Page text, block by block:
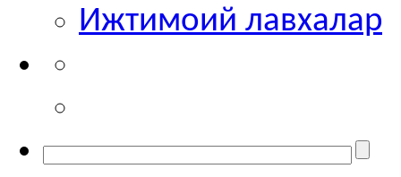
Ижтимоий лавхалар